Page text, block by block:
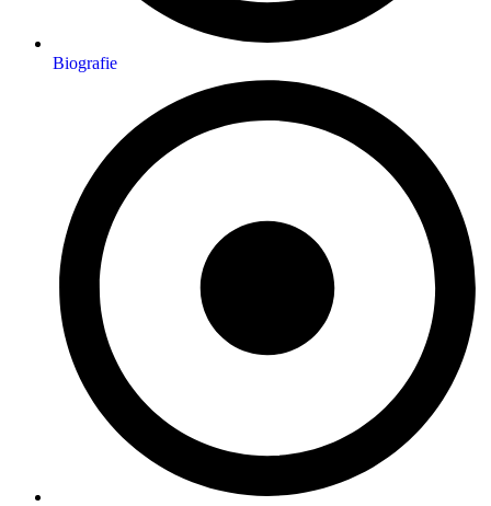
Biografie